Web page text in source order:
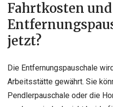
Fahrtkosten und
jetzt?
Die Entfernungspauschale
Arbeitsstätte gewährt. Sie
Pendlerpauschale oder die